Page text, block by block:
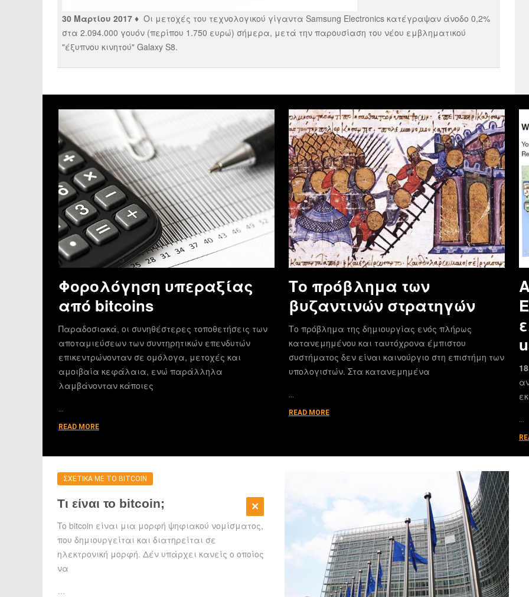
30 Μαρτίου 2017 ♦ Οι μετοχές του τεχνολογικού γίγαντα Samsung Electronics κατέγραψαν άνοδο 0,2%
στα 2.094.000 γουόν (περίπου 1.750 ευρώ) σήμερα, μετά την παρουσίαση του νέου εμβληματικού
"έξυπνου κινητού" Galaxy S8.
Φορολόγηση υπεραξίας
από bitcoins
Παραδοσιακά, οι συνηθέστερες τοποθετήσεις των
αποταμιεύσεων των συντηρητικών επενδυτών
επικεντρώνονταν σε ομόλογα, μετοχές και
αμοιβαία κεφάλαια, ενώ παράλληλα
λαμβάνονταν κάποιες
READ MORE
Το πρόβλημα των
βυζαντινών στρατηγών
Το πρόβλημα της δημιουργίας ενός πλήρως
κατανεμημένου και ταυτόχρονα έμπιστου
συστήματος δεν είναι καινούργιο στη επιστήμη των
υπολογιστών. Στα κατανεμημένα
READ MORE
ΣΧΕΤΙΚΑ ΜΕ ΤΟ BITCOIN
Τι είναι το bitcoin;
To bitcoin είναι μια μορφή ψηφιακού νομίσματος,
που δημιουργείται και διατηρείται σε
ηλεκτρονική μορφή. Δέν υπάρχει κανείς ο οποίος
να